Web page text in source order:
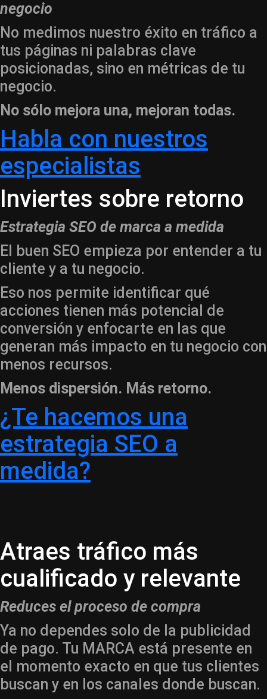
negocio
No medimos nuestro éxito en tráfico a
tus páginas ni palabras clave
posicionadas, sino en métricas de tu
negocio.
No sólo mejora una, mejoran todas.
Habla con nuestros
especialistas
Inviertes sobre retorno
Estrategia SEO de marca a medida
El buen SEO empieza por entender a tu
cliente y a tu negocio.
Eso nos permite identificar qué
acciones tienen más potencial de
conversión y enfocarte en las que
generan más impacto en tu negocio con
menos recursos.
Menos dispersión. Más retorno.
¿Te hacemos una
estrategia SEO a
medida?
Atraes tráfico más
cualificado y relevante
Reduces el proceso de compra
Ya no dependes solo de la publicidad
de pago. Tu MARCA está presente en
el momento exacto en que tus clientes
buscan y en los canales donde buscan.